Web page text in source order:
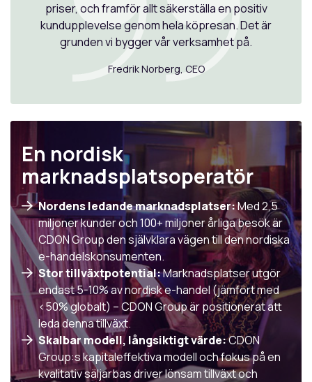
priser, och framför allt säkerställa en positiv
kundupplevelse genom hela köpresan. Det är
grunden vi bygger vår verksamhet på.
Fredrik Norberg, CEO
En nordisk
marknadsplatsoperatör
Nordens ledande marknadsplatser:Med 2,5
miljoner kunder och 100+ miljoner årliga besök är
CDON Group den självklara vägen till den nordiska
e-handelskonsumenten.
Stor tillväxtpotential:Marknadsplatser utgör
endast 5-10% av nordisk e-handel (jämfört med
<50% globalt) – CDON Group är positionerat att
leda denna tillväxt.
Skalbar modell, långsiktigt värde:CDON
Group:s kapitaleffektiva modell och fokus på en
kvalitativ säljarbas driver lönsam tillväxt och